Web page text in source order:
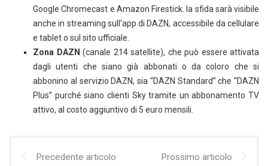
Google Chromecast e Amazon Firestick. la sfida sarà visibile
anche in streaming sull’app di DAZN, accessibile da cellulare
e tablet o sul sito ufficiale.
Zona DAZN (canale 214 satellite), che può essere attivata
dagli utenti che siano già abbonati o da coloro che si
abbonino al servizio DAZN, sia “DAZN Standard” che “DAZN
Plus” purché siano clienti Sky tramite un abbonamento TV
attivo, al costo aggiuntivo di 5 euro mensili.
Precedente articolo Prossimo articolo